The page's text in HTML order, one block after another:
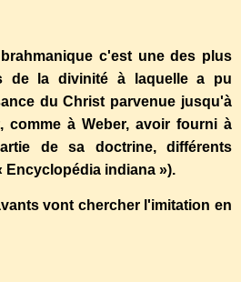
c'est une des plus
de la divinité à laquelle a pu
du Christ parvenue jusqu'à
comme à Weber, avoir fourni à
de sa doctrine, différents
Encyclopédia indiana »).
vont chercher l'imitation en